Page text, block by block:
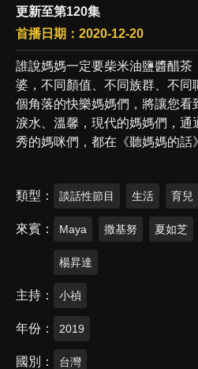
更新至第120集
首播日期：2020-12-20
誰說媽媽一定要柴米油鹽醬醋茶
婆，不同顏值、不同族群、不同
個角落的快樂媽媽們，將讓您看
淚水、溫馨，現代的媽媽們，通
秀的媽咪們，都在《聽媽媽的話
類型 談話性節目 生活 育兒
來賓 Maya 撒基努 夏如芝
楊昇達
主持 小禎
年份 2019
國別 台灣